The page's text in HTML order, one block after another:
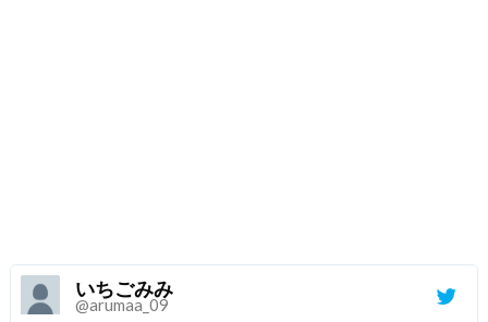
いちごみみ
@arumaa_09